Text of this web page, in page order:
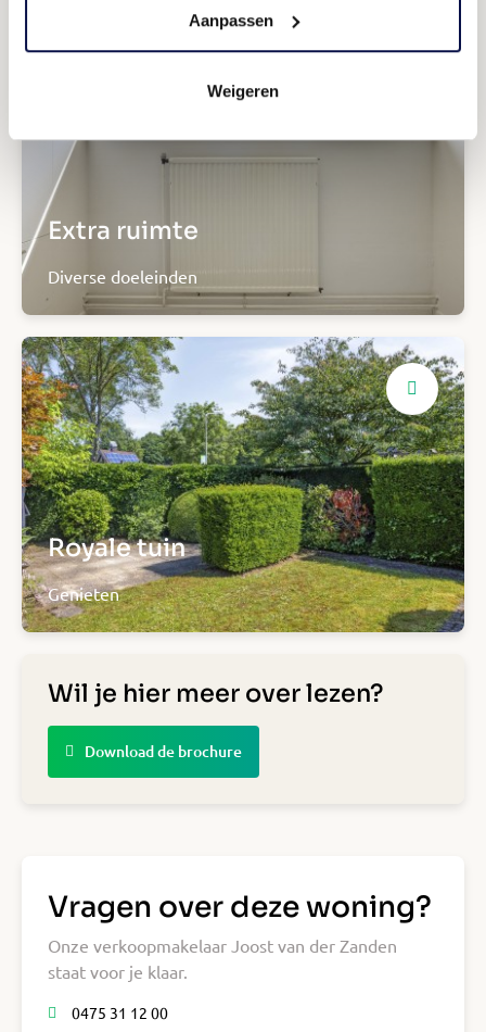
Aanpassen
Weigeren
Extra ruimte
Diverse doeleinden
Royale tuin
Genieten
Wil je hier meer over lezen?
Download de brochure
Vragen over deze woning?
Onze verkoopmakelaar Joost van der Zanden
staat voor je klaar.
0475 31 12 00